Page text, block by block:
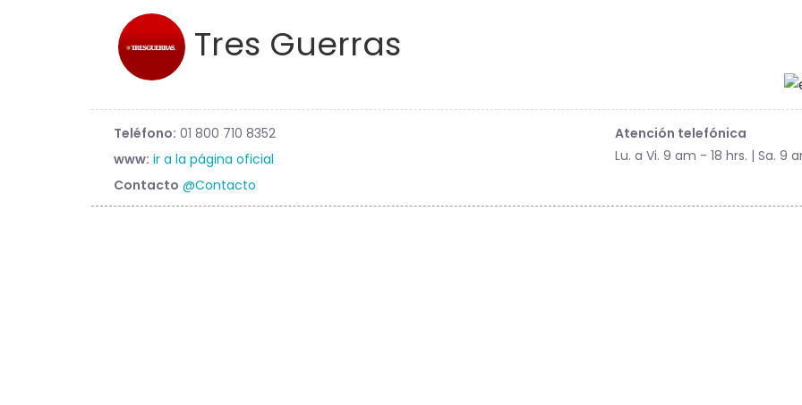
Tres Guerras
Teléfono: 01 800 710 8352
www: ir a la página oficial
Contacto @Contacto
Atención telefónica
Lu. a Vi. 9 am - 18 hrs. | Sa. 9